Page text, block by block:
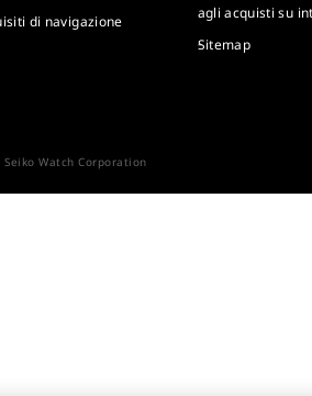
di navigazione
agli acquisti su
Sitemap
Watch Corporation